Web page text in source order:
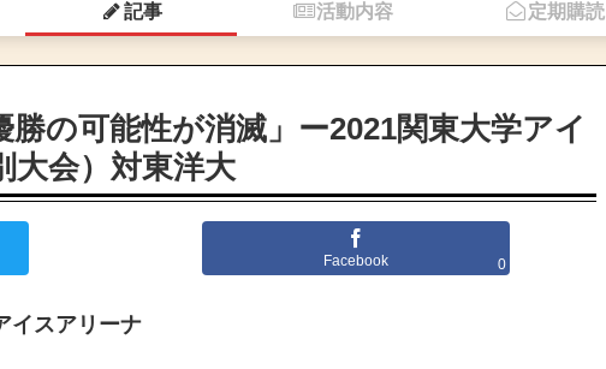
記事 活動内容 定期購読
勝の可能性が消滅」ー2021関東大学アイ
大会）対東洋大
Facebook 0
イスアリーナ